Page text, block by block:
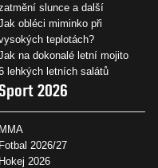
slunce a další
obléci miminko při
teplotách?
na dokonalé letní mojito
lehkých letních salátů
Sport 2026
MMA
Fotbal 2026/27
Hokej 2026